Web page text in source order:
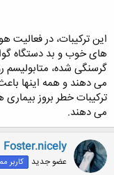
این ترکیبات، در فعالیت
های خوب و بد دستگاه
گرسنگی شده،
می دهند و همه اینها
ترکیبات خطر بروز بیماری
می دهند.​
Foster.nicely
عضو جدید کاربر